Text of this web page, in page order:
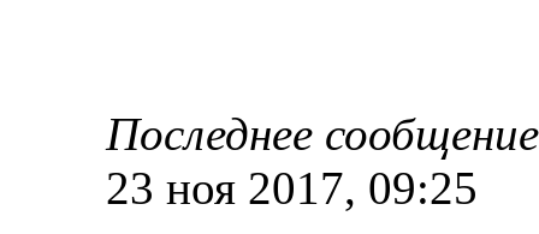
Последнее сообщение
23 ноя 2017, 09:25